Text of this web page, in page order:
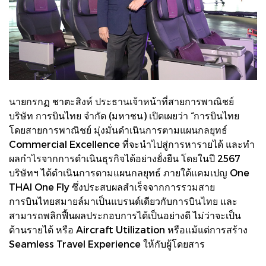
นายกรกฏ ชาตะสิงห์ ประธานเจ้าหน้าที่สายการพาณิชย์
บริษัท การบินไทย จำกัด (มหาชน) เปิดเผยว่า “การบินไทย
โดยสายการพาณิชย์ มุ่งมั่นดำเนินการตามแผนกลยุทธ์
Commercial Excellence ที่จะนำไปสู่การหารายได้ และทำ
ผลกำไรจากการดำเนินธุรกิจได้อย่างยั่งยืน โดยในปี 2567
บริษัทฯ ได้ดำเนินการตามแผนกลยุทธ์ ภายใต้แคมเปญ One
THAI One Fly ซึ่งประสบผลสำเร็จจากการรวมสาย
การบินไทยสมายล์มาเป็นแบรนด์เดียวกับการบินไทย และ
สามารถพลิกฟื้นผลประกอบการได้เป็นอย่างดี ไม่ว่าจะเป็น
ด้านรายได้ หรือ Aircraft Utilization หรือแม้แต่การสร้าง
Seamless Travel Experience ให้กับผู้โดยสาร